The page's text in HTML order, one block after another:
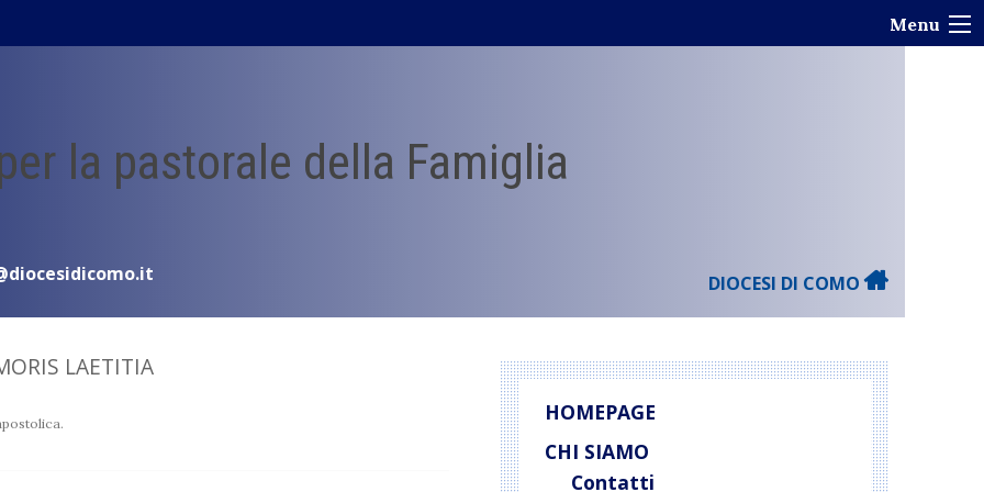
Menu
la pastorale della Famiglia
DIOCESI DI COMO
LAETITIA
HOMEPAGE
CHI SIAMO
Contatti